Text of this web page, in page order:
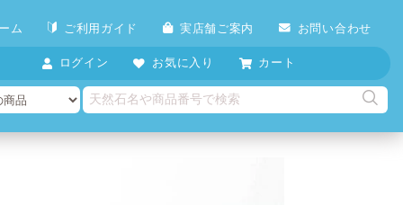
ム ご利用ガイド 実店舗ご案内 お問い合わせ
ログイン お気に入り カート